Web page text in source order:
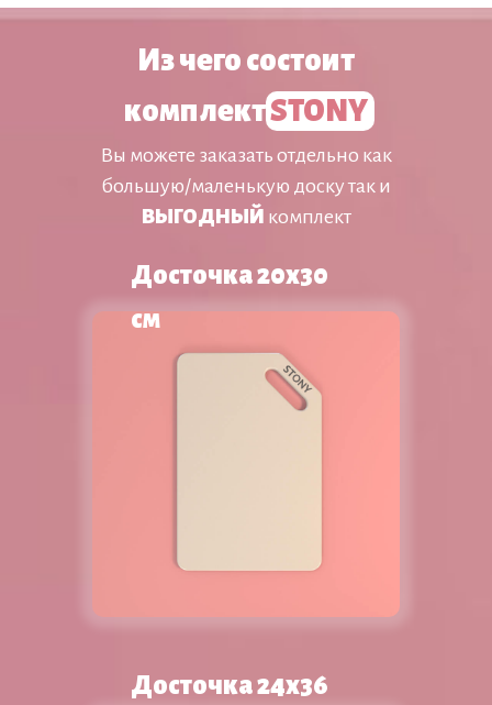
Из чего состоит
комплектSTONY
Вы можете заказать отдельно как
большую/маленькую доску так и
ВЫГОДНЫЙ комплект
Досточка 20х30
см
Досточка 24х36